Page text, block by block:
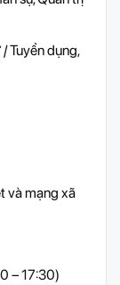
Tuyển dụng,
và mạng xã
– 17:30)